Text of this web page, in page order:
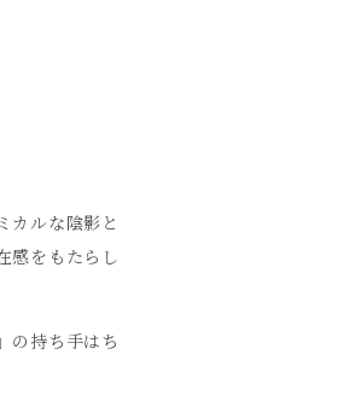
カルな陰影と
感をもたらし
の持ち手はち